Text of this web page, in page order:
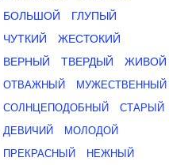
БОЛЬШОЙ
ГЛУПЫЙ
ЧУТКИЙ
ЖЕСТОКИЙ
ВЕРНЫЙ
ТВЕРДЫЙ ЖИВОЙ
ОТВАЖНЫЙ
МУЖЕСТВЕННЫЙ
СОЛНЦЕПОДОБНЫЙ
СТАРЫЙ
ДЕВИЧИЙ
МОЛОДОЙ
ПРЕКРАСНЫЙ
НЕЖНЫЙ